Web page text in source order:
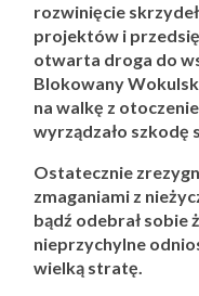
rozwinięcie
projektów i
otwarta droga do
Blokowany
na walkę z
wyrządzało szkodę
Ostatecznie
zmaganiami z
bądź odebrał sobie
nieprzychylne
wielką stratę.